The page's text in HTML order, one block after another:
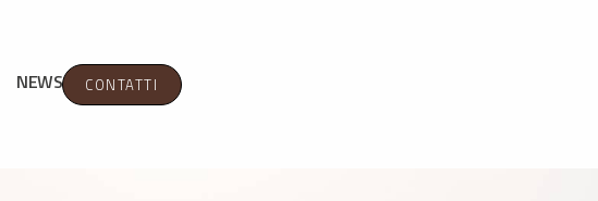
NEWS CONTATTI